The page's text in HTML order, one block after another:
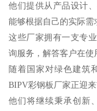
他们提供从产品设计
能够根据自己的实际
这些厂家拥有一支专
询服务，解答客户在使
随着国家对绿色建筑
BIPV彩钢板厂家正迎
他们将继续秉承创新